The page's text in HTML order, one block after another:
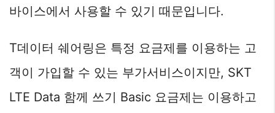
바이스에서 사용할 수 있기 때문입니다.
T데이터 쉐어링은 특정 요금제를 이용하는 고
객이 가입할 수 있는 부가서비스이지만, SKT
LTE Data 함께 쓰기 Basic 요금제는 이용하고